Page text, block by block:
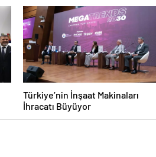
Türkiye’nin İnşaat Makinaları
İhracatı Büyüyor